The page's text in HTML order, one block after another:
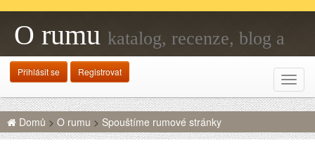
O rumu katalog, recenze, blog a
fanouškovská základna
Přihlásit se Registrovat
Domů > O rumu > Spouštíme rumové stránky